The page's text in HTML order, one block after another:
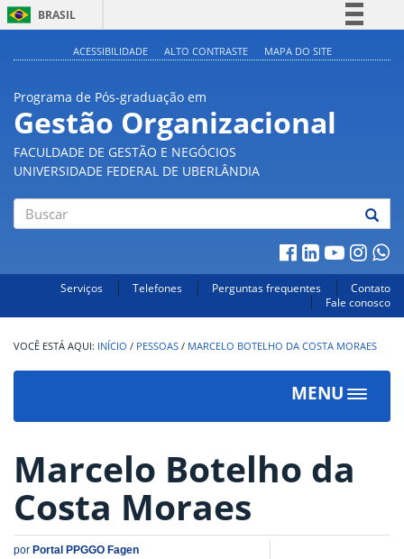
BRASIL
Acesso à informação
ACESSIBILIDADE ALTO CONTRASTE MAPA DO SITE
Programa de Pós-graduação em
Gestão Organizacional
FACULDADE DE GESTÃO E NEGÓCIOS
UNIVERSIDADE FEDERAL DE UBERLÂNDIA
Serviços Telefones Perguntas frequentes
Contato
Fale conosco
INÍCIO / PESSOAS / MARCELO BOTELHO DA COSTA MORAES
MENU
Toggle
Marcelo Botelho da
Costa Moraes
por Portal PPGGO Fagen